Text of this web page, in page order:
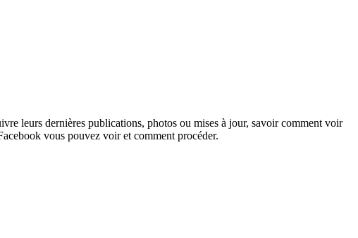
leurs dernières publications, photos ou mises à jour, savoir comment voir
vous pouvez voir et comment procéder.